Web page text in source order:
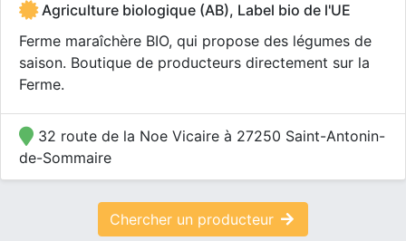
Agriculture biologique (AB), Label bio de l'UE
Ferme maraîchère BIO, qui propose des légumes de
saison. Boutique de producteurs directement sur la
Ferme.
32 route de la Noe Vicaire à 27250 Saint-Antonin-
de-Sommaire
Chercher un producteur